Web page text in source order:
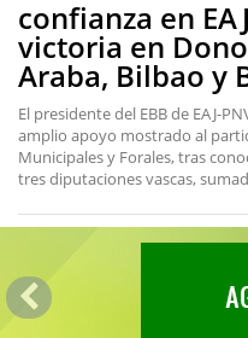
confianza en
victoria en
Araba, Bilbao y
El presidente del EBB de EAJ-
amplio apoyo mostrado al
Municipales y Forales, tras
tres diputaciones vascas,